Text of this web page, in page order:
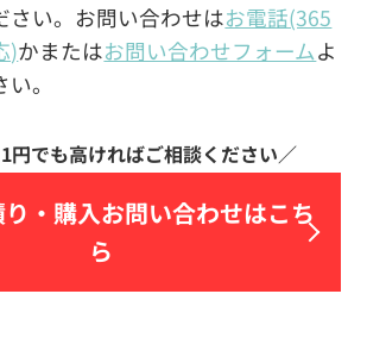
さい。お問い合わせはお電話(365
)かまたはお問い合わせフォームよ
。
・ 購入お問い合わせはこち
ら